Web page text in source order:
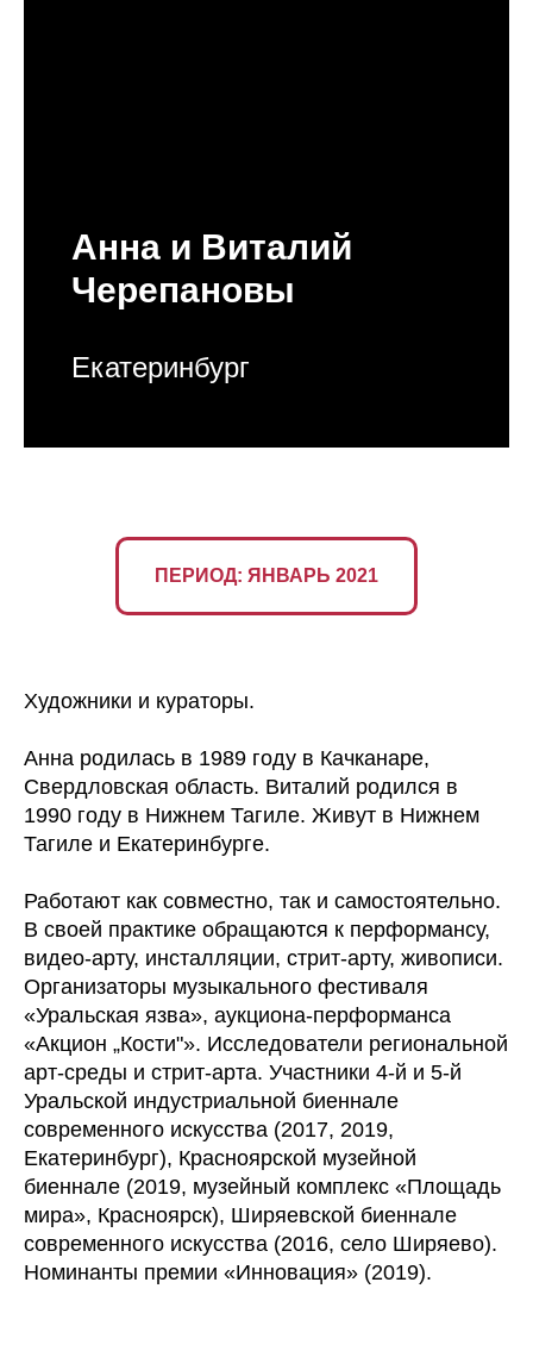
Анна и Виталий
Черепановы
Екатеринбург
ПЕРИОД: ЯНВАРЬ 2021
Художники и кураторы.
Анна родилась в 1989 году в Качканаре,
Свердловская область. Виталий родился в
1990 году в Нижнем Тагиле. Живут в Нижнем
Тагиле и Екатеринбурге.
Работают как совместно, так и самостоятельно.
В своей практике обращаются к перформансу,
видео-арту, инсталляции, стрит-арту, живописи.
Организаторы музыкального фестиваля
«Уральская язва», аукциона-перформанса
«Акцион „Кости"». Исследователи региональной
арт-среды и стрит-арта. Участники 4-й и 5-й
Уральской индустриальной биеннале
современного искусства (2017, 2019,
Екатеринбург), Красноярской музейной
биеннале (2019, музейный комплекс «Площадь
мира», Красноярск), Ширяевской биеннале
современного искусства (2016, село Ширяево).
Номинанты премии «Инновация» (2019).